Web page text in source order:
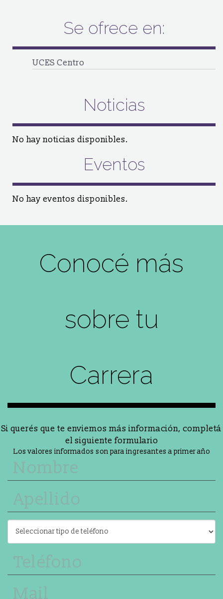
Se ofrece en:
UCES Centro
Noticias
No hay noticias disponibles.
Eventos
No hay eventos disponibles.
Conocé más
sobre tu
Carrera
Si querés que te enviemos más información, completá
el siguiente formulario
Los valores informados son para ingresantes a primer año